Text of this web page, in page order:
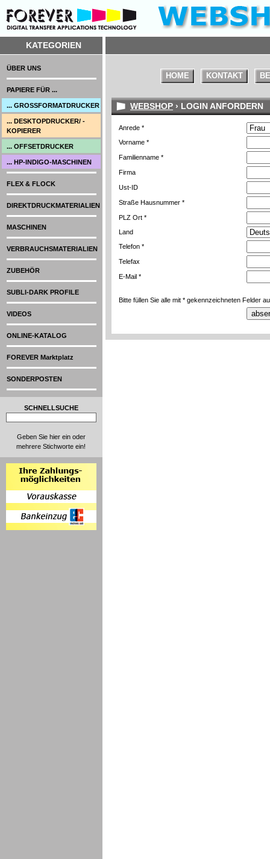
KATEGORIEN
SCHNELLSUCHE
Geben Sie hier ein oder
mehrere Stichworte ein!
HOME KONTAKT
WEBSHOP › LOGIN ANFORDERN
Anrede *
Vorname *
Familienname *
Firma
Ust-ID
Straße Hausnummer *
PLZ Ort *
Land
Telefon *
Telefax
E-Mail *
Bitte füllen Sie alle mit * gekennzeichneten Felder
ÜBER UNS
PAPIERE FÜR ...
... GROSSFORMATDRUCKER
... DESKTOPDRUCKER/ -
KOPIERER
... OFFSETDRUCKER
... HP-INDIGO-MASCHINEN
FLEX & FLOCK
DIREKTDRUCKMATERIALIEN
MASCHINEN
VERBRAUCHSMATERIALIEN
ZUBEHÖR
SUBLI-DARK PROFILE
VIDEOS
ONLINE-KATALOG
FOREVER Marktplatz
SONDERPOSTEN